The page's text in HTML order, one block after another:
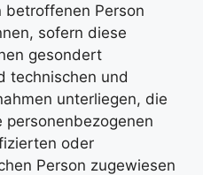
betroffenen Person
sofern diese
gesondert
technischen und
unterliegen, die
oder
Person zugewiesen